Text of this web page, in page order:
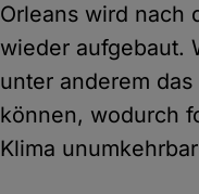
Orleans wird nach
wieder aufgebaut.
unter anderem
können, wodurch
Klima